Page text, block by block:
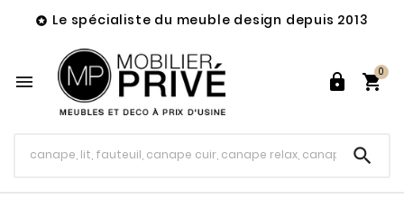
 Le spécialiste du meuble design depuis 2013
  
0
